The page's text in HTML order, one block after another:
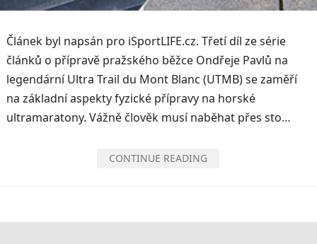
Článek byl napsán pro iSportLIFE.cz. Třetí díl ze série
článků o přípravě pražského běžce Ondřeje Pavlů na
legendární Ultra Trail du Mont Blanc (UTMB) se zaměří
na základní aspekty fyzické přípravy na horské
ultramaratony. Vážně člověk musí naběhat přes sto…
CONTINUE READING